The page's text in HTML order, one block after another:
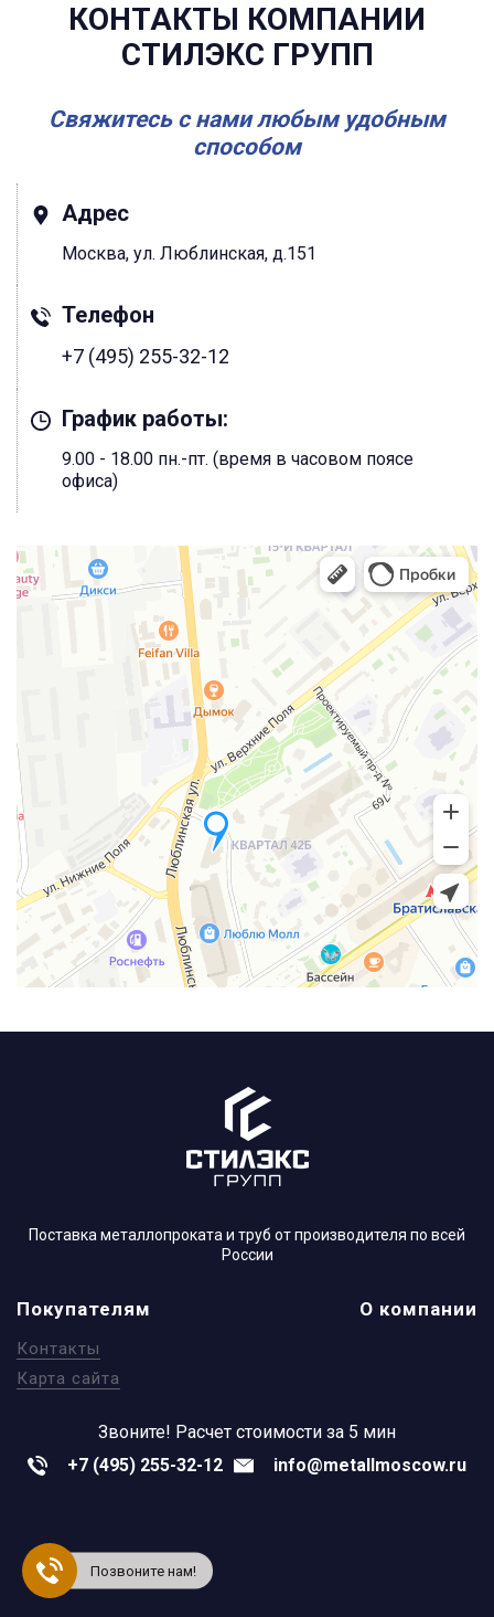
КОНТАКТЫ КОМПАНИИ
СТИЛЭКС ГРУПП
Свяжитесь с нами любым удобным
способом
Адрес
Москва, ул. Люблинская, д.151
Телефон
+7 (495) 255-32-12
График работы:
9.00 - 18.00 пн.-пт. (время в часовом поясе
офиса)
Поставка металлопроката и труб от производителя по всей
России
Покупателям
Контакты
Карта сайта
О компании
Звоните! Расчет стоимости за 5 мин
+7 (495) 255-32-12
info@metallmoscow.ru
Позвоните нам!